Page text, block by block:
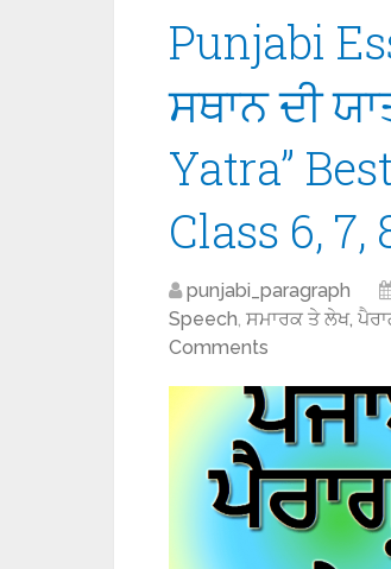
Punjabi
ਸਥਾਨ ਦੀ
Yatra”
Class 6, 7,
punjabi_paragraph
Speech, ਸਮਾਰਕ ਤੇ ਲੇਖ,
Comments